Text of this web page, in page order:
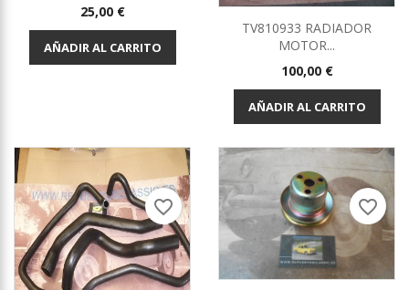
Precio
25,00 €
AÑADIR AL CARRITO
TV810933 RADIADOR
MOTOR...
Precio
100,00 €
AÑADIR AL CARRITO
favorite_border favorite_border